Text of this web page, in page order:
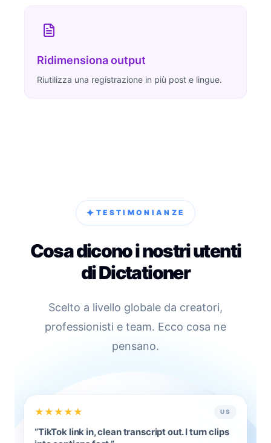
Ridimensiona output
Riutilizza una registrazione in più post e lingue.
✦ TESTIMONIANZE
Cosa dicono i nostri utenti
di Dictationer
Scelto a livello globale da creatori,
professionisti e team. Ecco cosa ne
pensano.
★★★★★ US
“TikTok link in, clean transcript out. I turn clips